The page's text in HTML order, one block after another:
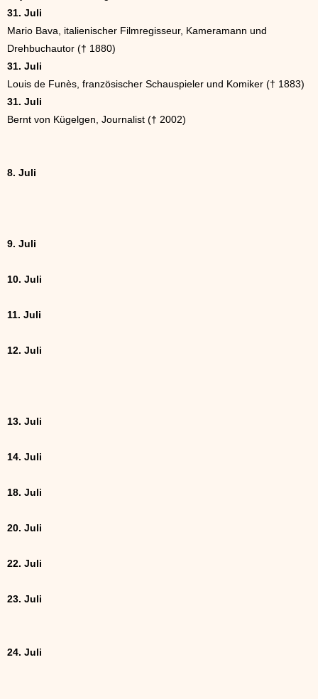
31. Juli
Mario Bava, italienischer Filmregisseur, Kameramann und
Drehbuchautor († 1880)
31. Juli
Louis de Funès, französischer Schauspieler und Komiker († 1883)
31. Juli
Bernt von Kügelgen, Journalist († 2002)
8. Juli
9. Juli
10. Juli
11. Juli
12. Juli
13. Juli
14. Juli
18. Juli
20. Juli
22. Juli
23. Juli
24. Juli